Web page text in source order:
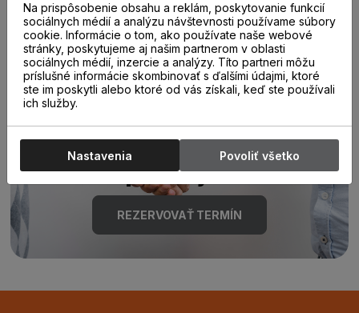
Poraďte sa s
odborníkom u nás na
predajni.
REZERVOVAŤ TERMÍN
Na prispôsobenie obsahu a reklám, poskytovanie funkcií
sociálnych médií a analýzu návštevnosti používame súbory
cookie. Informácie o tom, ako používate naše webové
stránky, poskytujeme aj našim partnerom v oblasti
sociálnych médií, inzercie a analýzy. Títo partneri môžu
príslušné informácie skombinovať s ďalšími údajmi, ktoré
ste im poskytli alebo ktoré od vás získali, keď ste používali
ich služby.
Nastavenia Povoliť všetko